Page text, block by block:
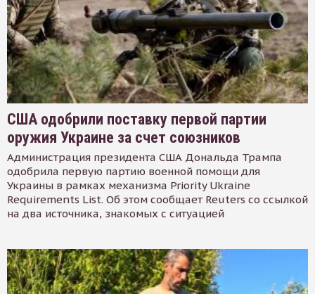
США одобрили поставку первой партии
оружия Украине за счет союзников
Администрация президента США Дональда Трампа
одобрила первую партию военной помощи для
Украины в рамках механизма Priority Ukraine
Requirements List. Об этом сообщает Reuters со ссылкой
на два источника, знакомых с ситуацией